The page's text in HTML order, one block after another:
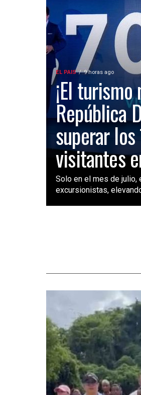
EL PAIS 9 horas ago
¡El
República
superar
visitantes
Solo en el mes de
excursionistas,